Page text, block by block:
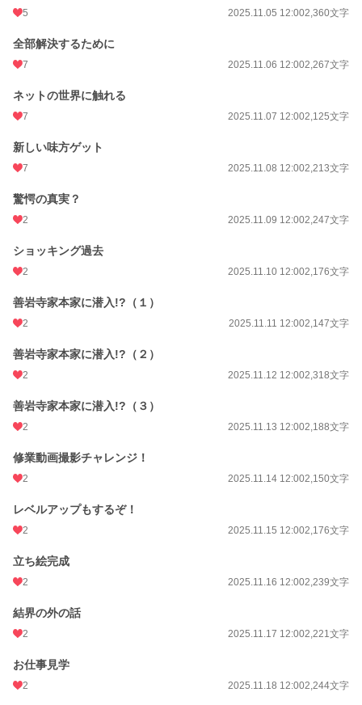
5 2025.11.05 12:002,360文字
全部解決するために
7 2025.11.06 12:002,267文字
ネットの世界に触れる
7 2025.11.07 12:002,125文字
新しい味方ゲット
7 2025.11.08 12:002,213文字
驚愕の真実？
2 2025.11.09 12:002,247文字
ショッキング過去
2 2025.11.10 12:002,176文字
善岩寺家本家に潜入!?（１）
2 2025.11.11 12:002,147文字
善岩寺家本家に潜入!?（２）
2 2025.11.12 12:002,318文字
善岩寺家本家に潜入!?（３）
2 2025.11.13 12:002,188文字
修業動画撮影チャレンジ！
2 2025.11.14 12:002,150文字
レベルアップもするぞ！
2 2025.11.15 12:002,176文字
立ち絵完成
2 2025.11.16 12:002,239文字
結界の外の話
2 2025.11.17 12:002,221文字
お仕事見学
2 2025.11.18 12:002,244文字